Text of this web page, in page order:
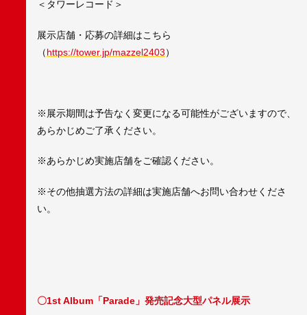
＜タワーレコード＞
展示店舗・応募の詳細はこちら
（https://tower.jp/mazzel2403）
※展示期間は予告なく変更になる可能性がございますので、
あらかじめご了承ください。
※あらかじめ実施店舗をご確認ください。
※その他抽選方法の詳細は実施店舗へお問い合わせくださ
い。
〇1st Album「Parade」発売記念大型パネル展示